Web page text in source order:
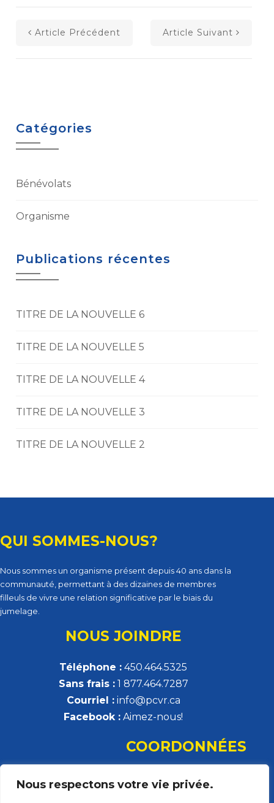
Nous respectons votre vie privée.
Article Précédent Article Suivant
Catégories
Bénévolats
Organisme
Publications récentes
TITRE DE LA NOUVELLE 6
TITRE DE LA NOUVELLE 5
TITRE DE LA NOUVELLE 4
TITRE DE LA NOUVELLE 3
TITRE DE LA NOUVELLE 2
QUI SOMMES-NOUS?
Nous sommes un organisme présent depuis 40 ans dans la
communauté, permettant à des dizaines de membres
filleuls de vivre une relation significative par le biais du
jumelage.
NOUS JOINDRE
Téléphone : 450.464.5325
Sans frais : 1 877.464.7287
Courriel : info@pcvr.ca
Facebook : Aimez-nous!
COORDONNÉES
Parrainage civique de la Vallée-du-Richelieu
308, rue Montsabré, local 132